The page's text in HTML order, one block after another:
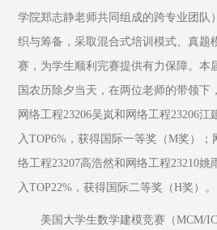
学院郑志静老师共同组成的跨专业团队
织与筹备，采取混合式培训模式、真题
赛，为学生顺利完赛提供有力保障。本
国农历除夕当天，在两位老师的带领下
网络工程23206吴岚和网络工程23206
入TOP6%，获得国际一等奖（M奖）；
络工程23207高浩然和网络工程23210
入TOP22%，获得国际二等奖（H奖）。
美国大学生数学建模竞赛（MCM/